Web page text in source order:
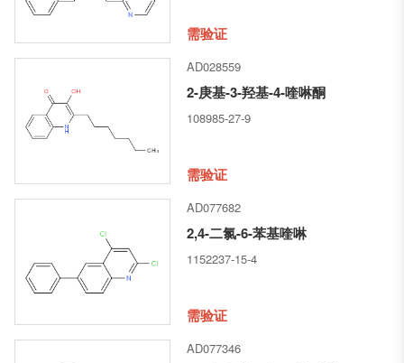
需验证
AD028559
2-庚基-3-羟基-4-喹啉酮
108985-27-9
需验证
AD077682
2,4-二氯-6-苯基喹啉
1152237-15-4
需验证
AD077346